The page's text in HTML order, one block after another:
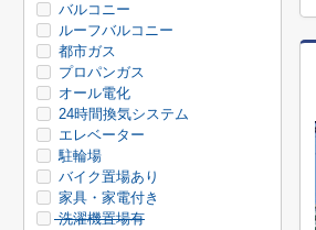
バルコニー
ルーフバルコニー
都市ガス
プロパンガス
オール電化
24時間換気システム
エレベーター
駐輪場
バイク置場あり
家具・家電付き
洗濯機置場有